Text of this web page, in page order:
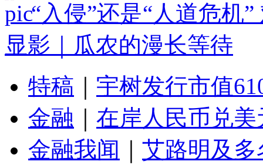
“入侵”还是“人道危机
显影｜瓜农的漫长等待
特稿
宇树发行市值
金融
在岸人民币兑
金融我闻
艾路明及